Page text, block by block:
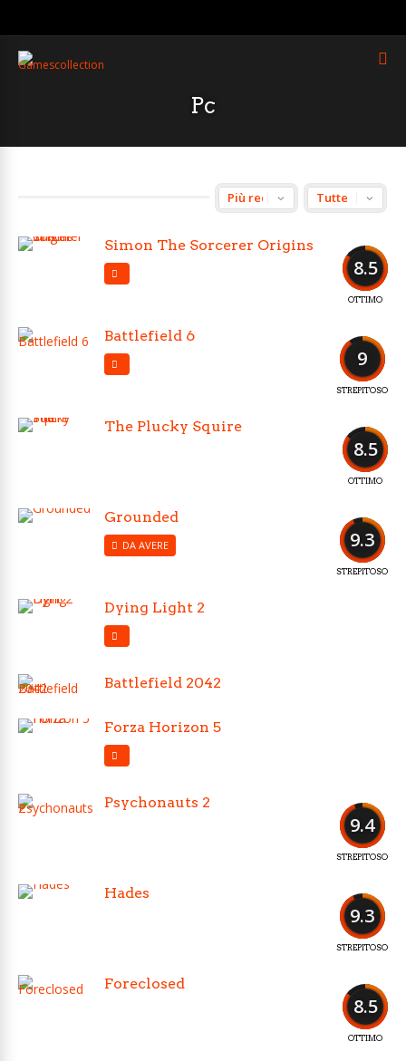
Pc
8.5
OTTIMO
Simon The Sorcerer Origins
9
STREPITOSO
Battlefield 6
8.5
OTTIMO
The Plucky Squire
9.3
STREPITOSO
Grounded
DA AVERE
Dying Light 2
Battlefield 2042
Forza Horizon 5
9.4
STREPITOSO
Psychonauts 2
9.3
STREPITOSO
Hades
8.5
OTTIMO
Foreclosed